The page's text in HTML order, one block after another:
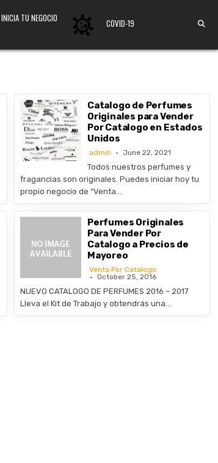
INICIA TU NEGOCIO COVID-19
Catalogo de Perfumes
Originales para Vender
Por Catalogo en Estados
Unidos
admin June 22, 2021
Todos nuestros perfumes y
fragancias son originales. Puedes iniciar hoy tu
propio negocio de “Venta…
Perfumes Originales
Para Vender Por
Catalogo a Precios de
Mayoreo
Venta Por Catalogo
October 25, 2016
NUEVO CATALOGO DE PERFUMES 2016 – 2017
Lleva el Kit de Trabajo y obtendrás una…